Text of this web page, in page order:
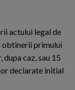
actului legal de
primului
caz, sau 15
declarate initial